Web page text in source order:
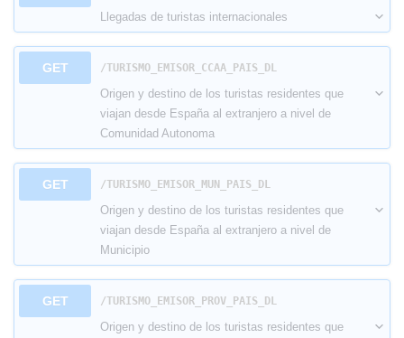
Llegadas de turistas internacionales
GET ​/TURISMO_EMISOR_CCAA_PAIS_DL
Origen y destino de los turistas residentes que
viajan desde España al extranjero a nivel de
Comunidad Autonoma
GET ​/TURISMO_EMISOR_MUN_PAIS_DL
Origen y destino de los turistas residentes que
viajan desde España al extranjero a nivel de
Municipio
GET ​/TURISMO_EMISOR_PROV_PAIS_DL
Origen y destino de los turistas residentes que